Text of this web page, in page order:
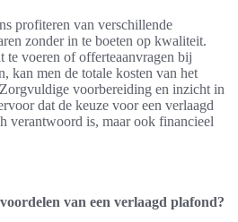
profiteren van verschillende
zonder in te boeten op kwaliteit.
te voeren of offerteaanvragen bij
kan men de totale kosten van het
voorbereiding en inzicht in
dat de keuze voor een verlaagd
verantwoord is, maar ook financieel
van een verlaagd plafond?